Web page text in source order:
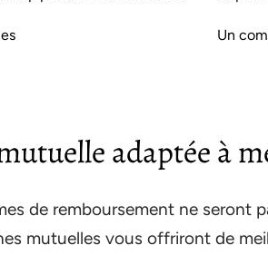
Un
adaptée à
de remboursement ne seront
mutuelles vous offriront de